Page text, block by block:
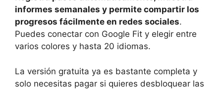
informes semanales y permite compartir los
progresos fácilmente en redes sociales.
Puedes conectar con Google Fit y elegir entre
varios colores y hasta 20 idiomas.
La versión gratuita ya es bastante completa y
solo necesitas pagar si quieres desbloquear las